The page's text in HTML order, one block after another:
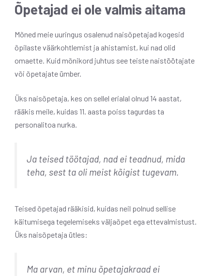
Õpetajad ei ole valmis aitama
Mõned meie uuringus osalenud naisõpetajad kogesid
õpilaste väärkohtlemist ja ahistamist, kui nad olid
omaette. Kuid mõnikord juhtus see teiste naistöötajate
või õpetajate ümber.
Üks naisõpetaja, kes on sellel erialal olnud 14 aastat,
rääkis meile, kuidas 11. aasta poiss tagurdas ta
personalitoa nurka.
Ja teised töötajad, nad ei teadnud, mida
teha, sest ta oli meist kõigist tugevam.
Teised õpetajad rääkisid, kuidas neil polnud sellise
käitumisega tegelemiseks väljaõpet ega ettevalmistust.
Üks naisõpetaja ütles:
Ma arvan, et minu õpetajakraad ei